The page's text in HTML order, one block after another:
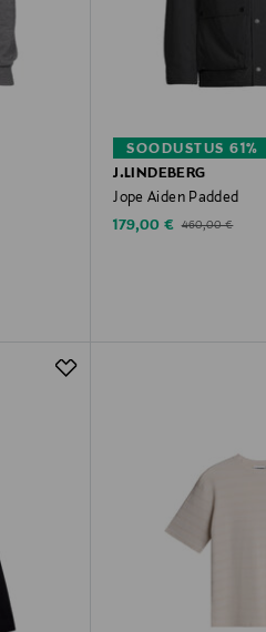
SOODUSTUS 61%
J.LINDEBERG
Jope Aiden Padded
Discounted Price
179,00 € Original Price
460,00 €